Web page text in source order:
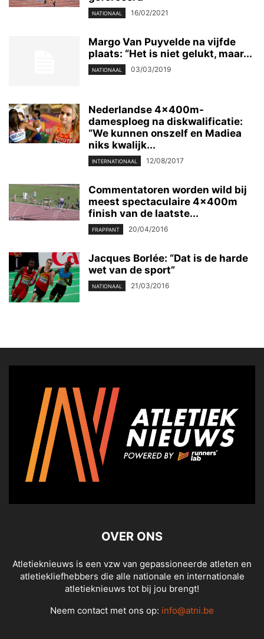
NATIONAAL 16/02/2021
Margo Van Puyvelde na vijfde
plaats: “Het is niet gelukt, maar...
NATIONAAL 03/03/2019
Nederlandse 4x400m-
damesploeg na diskwalificatie:
“We kunnen onszelf en Madiea
niks kwalijk...
INTERNATIONAAL 12/08/2017
Commentatoren worden wild bij
meest spectaculaire 4x400m
finish van de laatste...
FRAPPANT 20/04/2016
Jacques Borlée: “Dat is de harde
wet van de sport”
NATIONAAL 21/03/2016
OVER ONS
Atletieknieuws is een vzw van gepassioneerde atleten en
atletiekliefhebbers die alle nationale en internationale
atletieknieuws tot bij jou brengt!
Neem contact met ons op: info@atni.be